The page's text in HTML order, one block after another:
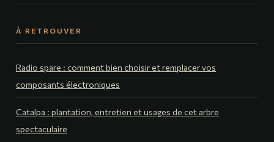
À RETROUVER
Radio spare : comment bien choisir et remplacer vos
composants électroniques
Catalpa : plantation, entretien et usages de cet arbre
spectaculaire